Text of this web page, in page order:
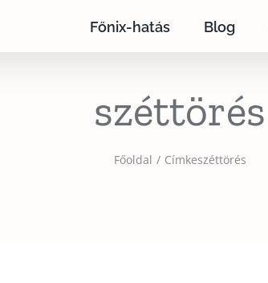
Főnix-hatás Blog
széttörés
Főoldal Címkeszéttörés